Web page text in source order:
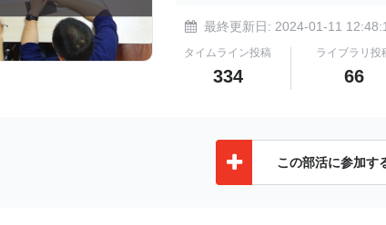
最終更新日: 2024-01-11
タイムライン投稿
334
ライブラリ投
66
この部活に参加す